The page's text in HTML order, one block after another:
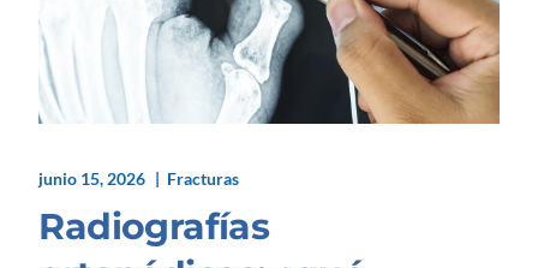
junio 15, 2026 Fracturas
Radiografías